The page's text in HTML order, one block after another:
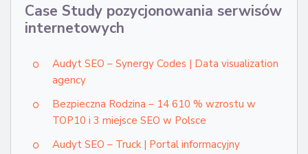
Case Study pozycjonowania serwisów
internetowych
Audyt SEO – Synergy Codes | Data visualization
agency
Bezpieczna Rodzina – 14 610 % wzrostu w
TOP10 i 3 miejsce SEO w Polsce
Audyt SEO – Truck | Portal informacyjny